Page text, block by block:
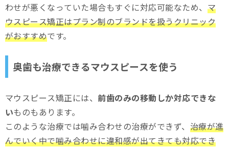
わせが悪くなっていた場合もすぐに対応可能なため、 マ
ウスピース矯正はプラン制のブランドを扱うクリニック
がおすすめです。
奥歯も治療できるマウスピースを使う
マウスピース矯正には、 前歯のみの移動しか対応できな
いものもあります。
このような治療では噛み合わせの治療ができず、 治療が進
んでいく中で噛み合わせに違和感が出てきても対応でき